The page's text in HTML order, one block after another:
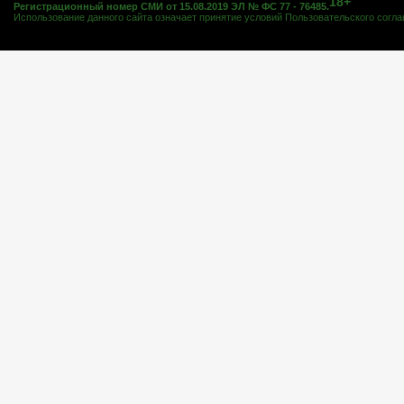
Регистрационный номер СМИ от 15.08.2019 ЭЛ № ФС 77 - 76485.
Использование данного сайта означает принятие условий Пользовательского